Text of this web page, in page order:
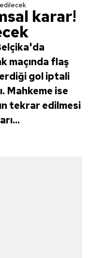
karar!
maçında flaş
gol iptali
Mahkeme ise
tekrar edilmesi